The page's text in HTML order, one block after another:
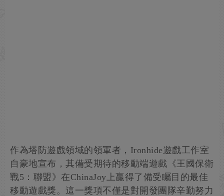
作為塔防遊戲領域的領軍者，Ironhide遊戲工作室
自豪地宣布，其備受期待的移動端遊戲《王國保衛
戰5：聯盟》在ChinaJoy上贏得了備受矚目的最佳
移動遊戲獎。這一獎項不僅是對開發團隊辛勤努力